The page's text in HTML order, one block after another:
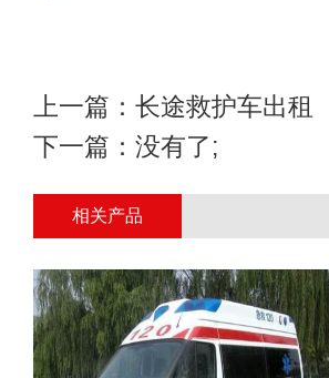
上一篇： 长途救护车出租
下一篇：没有了;
相关产品